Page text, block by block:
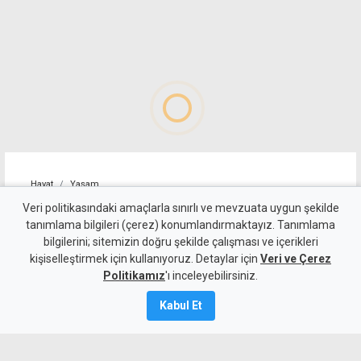
Hayat Yaşam
TRT'de Kıbrıs Türk opera ve
balesi konuşulacak
10 Ağustos 2026
Veri politikasındaki amaçlarla sınırlı ve mevzuata uygun şekilde
tanımlama bilgileri (çerez) konumlandırmaktayız. Tanımlama
bilgilerini; sitemizin doğru şekilde çalışması ve içerikleri
kişiselleştirmek için kullanıyoruz. Detaylar için Veri ve Çerez
Politikamız'ı inceleyebilirsiniz.
Kabul Et